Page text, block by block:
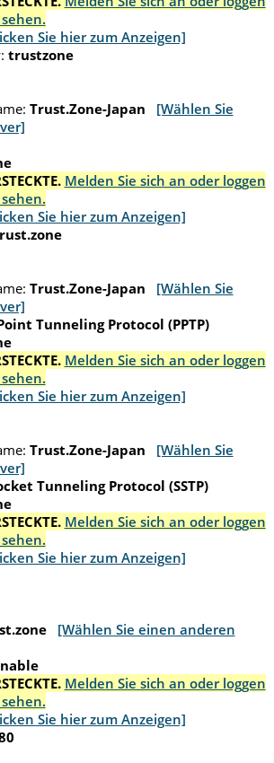
Sie hier zum Anzeigen]
trustzone
Trust.Zone-Japan
[Wählen Sie
Melden Sie sich an oder loggen
Sie hier zum Anzeigen]
Trust.Zone-Japan
[Wählen Sie
Tunneling Protocol (PPTP)
Melden Sie sich an oder loggen
Sie hier zum Anzeigen]
Trust.Zone-Japan
[Wählen Sie
Tunneling Protocol (SSTP)
Melden Sie sich an oder loggen
Sie hier zum Anzeigen]
[Wählen Sie einen anderen
Melden Sie sich an oder loggen
Sie hier zum Anzeigen]